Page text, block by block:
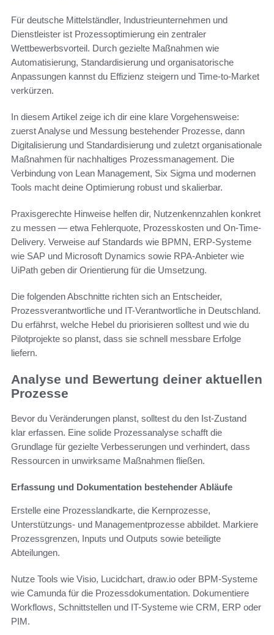
Für deutsche Mittelständler, Industrieunternehmen und
Dienstleister ist Prozessoptimierung ein zentraler
Wettbewerbsvorteil. Durch gezielte Maßnahmen wie
Automatisierung, Standardisierung und organisatorische
Anpassungen kannst du Effizienz steigern und Time-to-Market
verkürzen.
In diesem Artikel zeige ich dir eine klare Vorgehensweise:
zuerst Analyse und Messung bestehender Prozesse, dann
Digitalisierung und Standardisierung und zuletzt organisationale
Maßnahmen für nachhaltiges Prozessmanagement. Die
Verbindung von Lean Management, Six Sigma und modernen
Tools macht deine Optimierung robust und skalierbar.
Praxisgerechte Hinweise helfen dir, Nutzenkennzahlen konkret
zu messen — etwa Fehlerquote, Prozesskosten und On-Time-
Delivery. Verweise auf Standards wie BPMN, ERP-Systeme
wie SAP und Microsoft Dynamics sowie RPA-Anbieter wie
UiPath geben dir Orientierung für die Umsetzung.
Die folgenden Abschnitte richten sich an Entscheider,
Prozessverantwortliche und IT-Verantwortliche in Deutschland.
Du erfährst, welche Hebel du priorisieren solltest und wie du
Pilotprojekte so planst, dass sie schnell messbare Erfolge
liefern.
Analyse und Bewertung deiner aktuellen
Prozesse
Bevor du Veränderungen planst, solltest du den Ist-Zustand
klar erfassen. Eine solide Prozessanalyse schafft die
Grundlage für gezielte Verbesserungen und verhindert, dass
Ressourcen in unwirksame Maßnahmen fließen.
Erfassung und Dokumentation bestehender Abläufe
Erstelle eine Prozesslandkarte, die Kernprozesse,
Unterstützungs- und Managementprozesse abbildet. Markiere
Prozessgrenzen, Inputs und Outputs sowie beteiligte
Abteilungen.
Nutze Tools wie Visio, Lucidchart, draw.io oder BPM-Systeme
wie Camunda für die Prozessdokumentation. Dokumentiere
Workflows, Schnittstellen und IT-Systeme wie CRM, ERP oder
PIM.